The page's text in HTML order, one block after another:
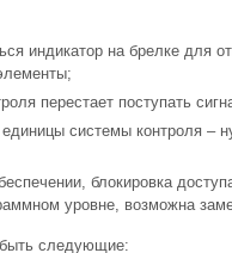
индикатор на брелке для
перестает поступать
системы контроля –
блокировка
уровне, возможна
следующие: